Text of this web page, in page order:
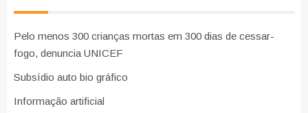
Pelo menos 300 crianças mortas em 300 dias de cessar-
fogo, denuncia UNICEF
Subsídio auto bio gráfico
Informação artificial